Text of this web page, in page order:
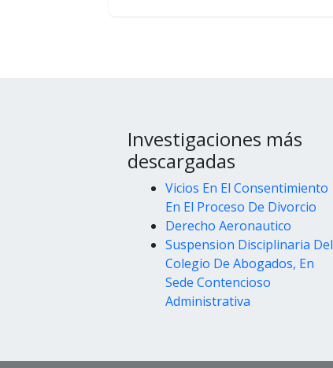
Investigaciones más
descargadas
Vicios En El Consentimiento
En El Proceso De Divorcio
Derecho Aeronautico
Suspension Disciplinaria Del
Colegio De Abogados, En
Sede Contencioso
Administrativa